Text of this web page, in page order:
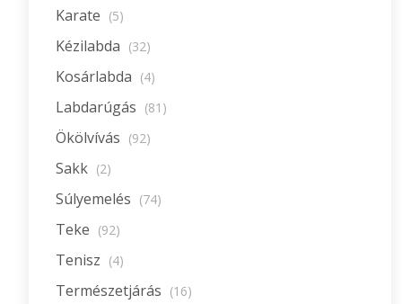
Karate (5)
Kézilabda (32)
Kosárlabda (4)
Labdarúgás (81)
Ökölvívás (92)
Sakk (2)
Súlyemelés (74)
Teke (92)
Tenisz (4)
Természetjárás (16)